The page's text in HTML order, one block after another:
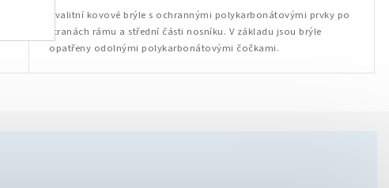
Kvalitní kovové brýle s ochrannými polykarbonátovými prvky po
stranách rámu a střední části nosníku. V základu jsou brýle